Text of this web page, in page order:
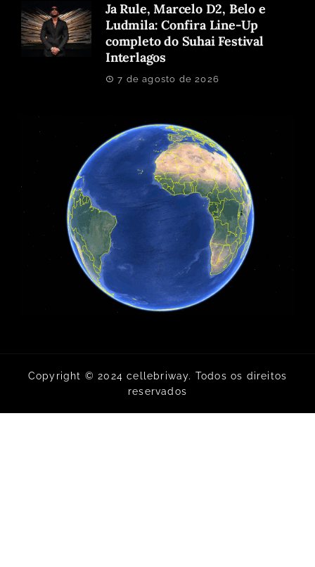
Ja Rule, Marcelo D2, Belo e
Ludmila: Confira Line-Up
completo do Suhai Festival
Interlagos
7 de agosto de 2026
Copyright © 2024 cellebriway. Todos os direitos
reservados